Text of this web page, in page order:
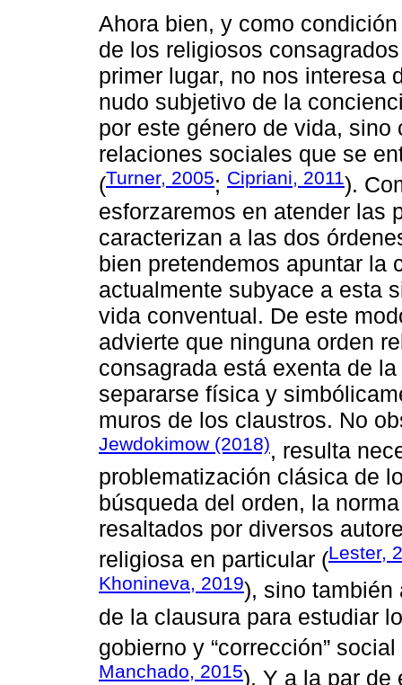
Ahora bien, y como
de los religiosos
primer lugar, no nos interesa
nudo subjetivo de la
por este género de vida,
relaciones sociales que se
(Turner, 2005; Cipriani, 2011).
esforzaremos en atender las
caracterizan a las dos
bien pretendemos apuntar la
actualmente subyace a esta
vida conventual. De este
advierte que ninguna orden
consagrada está exenta de
separarse física y
muros de los claustros. No
Jewdokimow (2018), resulta
problematización clásica de
búsqueda del orden, la
resaltados por diversos
religiosa en particular (Lester,
Khonineva, 2019), sino también
de la clausura para estudiar
gobierno y “corrección” social
Manchado, 2015). Y a la par de